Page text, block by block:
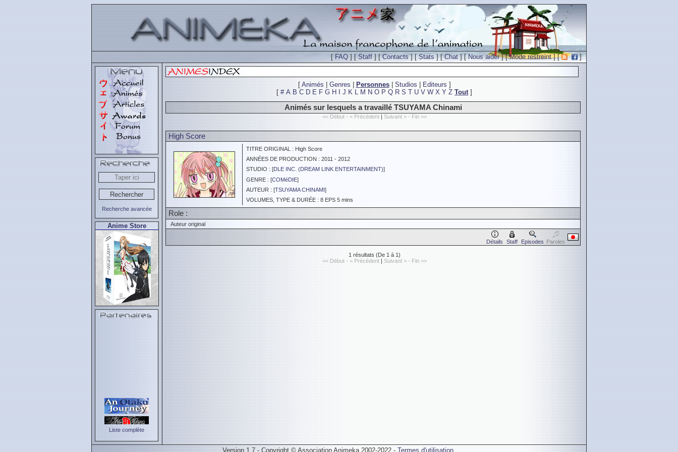
[FAQ ] [Staff ] [Contacts] [Stats] [Chat] [Nous aider] [Mode restreint] [ ]
Recherche avancée
Anime Store
Liste complète
[ Animés Genres Personnes| Studios Editeurs ]
[ # A B C D E F G H J K L M N O P Q R S T U V W X Y Z Tout]
Animés sur lesquels a travaillé TSUYAMA Chinami
<< Début - < Précédent | Suivant > - Fin >>
High Score
TITRE ORIGINAL : High Score
ANNÉES DE PRODUCTION : 2011 - 2012
STUDIO : [DLE INC. (DREAM LINK ENTERTAINMENT)]
GENRE : [COMéDIE]
AUTEUR : [TSUYAMA CHINAMI]
VOLUMES, TYPE & DURÉE : 8 EPS 5 mins
Role :
Auteur original
Détails Staff Episodes Paroles
1 résultats (De 1 à 1)
<< Début - < Précédent | Suivant > - Fin >>
Version 1.7 - Copyright © Association Animeka 2002-2022 - Termes d'utilisation